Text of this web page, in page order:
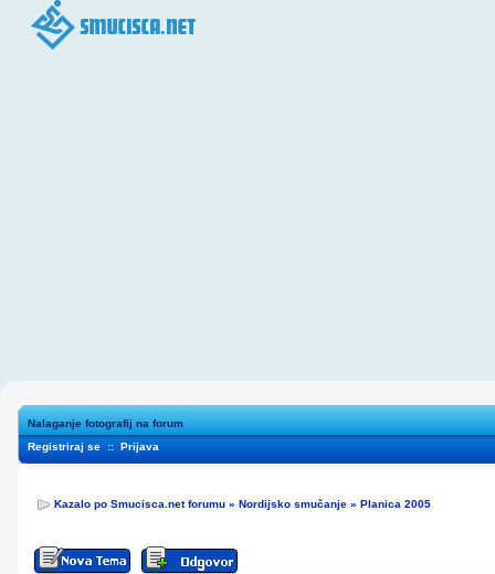
Nalaganje fotografij na forum
Registriraj se :: Prijava
Kazalo po Smucisca.net forumu » Nordijsko smučanje » Planica 2005